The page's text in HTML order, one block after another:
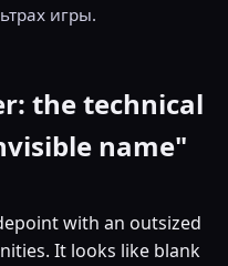
игры.
the technical
name"
with an outsized
It looks like blank